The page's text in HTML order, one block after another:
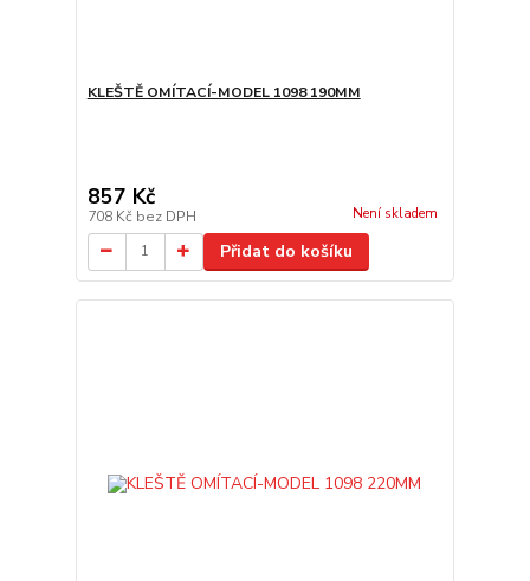
KLEŠTĚ OMÍTACÍ-MODEL 1098 190MM
857 Kč
708 Kč bez DPH Není skladem
Přidat do košíku